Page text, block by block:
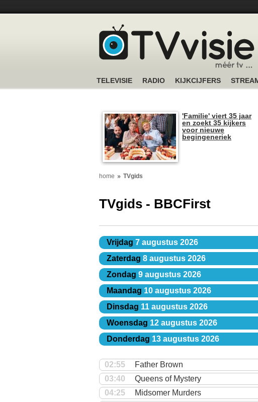
TELEVISIE RADIO KIJKCIJFERS
'Familie' viert 35 jaar
en zoekt 35 kijkers
voor nieuwe
begingeneriek
home TVgids
TVgids - BBCFirst
Vrijdag 7 augustus 2026
Zaterdag 8 augustus 2026
Zondag 9 augustus 2026
Maandag 10 augustus 2026
Dinsdag 11 augustus 2026
Woensdag 12 augustus 2026
Donderdag 13 augustus 2026
02:55
Father Brown
03:40
Queens of Mystery
04:25
Midsomer Murders